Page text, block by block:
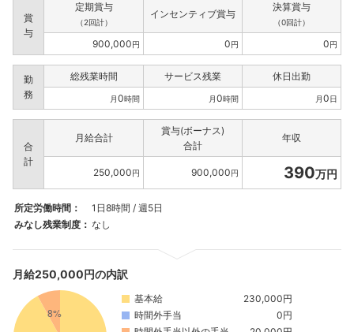
賞
与
定期賞与
（2回計）
インセンティブ賞与
決算賞与
（0回計）
900,000円 0円 0円
勤
務
総残業時間 サービス残業 休日出勤
月0時間 月0時間 月0日
合
計
月給合計
賞与(ボーナス)
合計
年収
250,000円 900,000円 390万円
所定労働時間：
1日8時間 / 週5日
みなし残業制度： なし
月給250,000円の内訳
基本給
230,000円
時間外手当
0円